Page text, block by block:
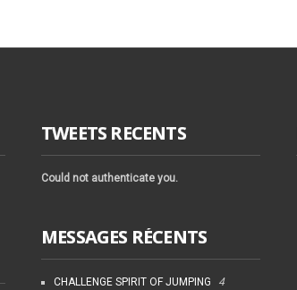
TWEETS RECENTS
Could not authenticate you.
MESSAGES RÉCENTS
CHALLENGE SPIRIT OF JUMPING
4